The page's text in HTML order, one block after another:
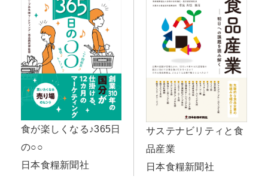
食が楽しくなる♪365日
の○○
日本食糧新聞社
サステナビリティと食
品産業
日本食糧新聞社